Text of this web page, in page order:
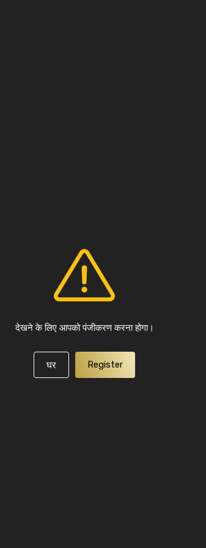
देखने के लिए आपको पंजीकरण करना होगा।
घर Register